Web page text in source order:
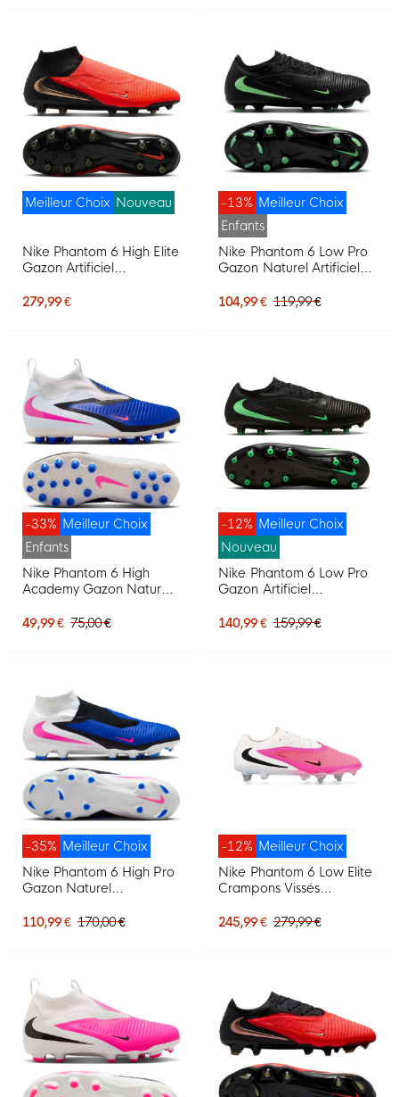
Meilleur Choix Nouveau
Nike Phantom 6 High Elite
Gazon Artificiel
Noir Rouge Vif Doré
279,99 €
Meilleur Choix
-13%
Enfants
Nike Phantom 6 Low Pro
Gazon Naturel Artificiel
Noir Vert Vif
104,99 € 119,99 €
Meilleur Choix
-33%
Enfants
Nike Phantom 6 High
Academy Gazon Naturel
Foot (MG) Enfants Bleu
49,99 € 75,00 €
Meilleur Choix
-12%
Nouveau
Nike Phantom 6 Low Pro
Gazon Artificiel
Noir Vert Vif
140,99 € 159,99 €
Meilleur Choix
-35%
Nike Phantom 6 High Pro
Gazon Naturel
Jaune Orange Noir
110,99 € 170,00 €
Meilleur Choix
-12%
Nike Phantom 6 Low Elite
Crampons Vissés
Pro Player Blanc Rose Vif
245,99 € 279,99 €